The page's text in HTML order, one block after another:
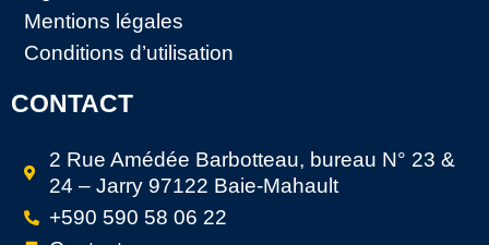
Mentions légales
Conditions d’utilisation
CONTACT
2 Rue Amédée Barbotteau, bureau N° 23 &
24 – Jarry 97122 Baie-Mahault
+590 590 58 06 22